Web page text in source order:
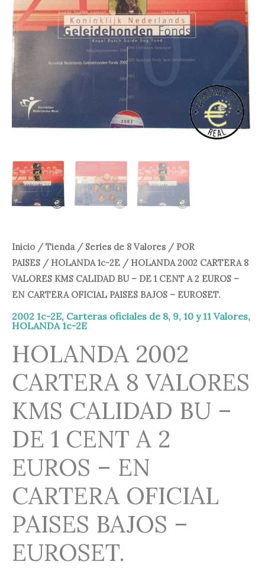
Inicio /Tienda/ Series de 8 Valores / POR
PAISES / HOLANDA 1c-2E / HOLANDA 2002 CARTERA 8
VALORES KMS CALIDAD BU – DE 1 CENT A 2 EUROS –
EN CARTERA OFICIAL PAISES BAJOS – EUROSET.
2002 1c-2E, Carteras oficiales de 8, 9, 10 y 11 Valores,
HOLANDA 1c-2E
HOLANDA 2002
CARTERA 8 VALORES
KMS CALIDAD BU –
DE 1 CENT A 2
EUROS – EN
CARTERA OFICIAL
PAISES BAJOS –
EUROSET.
20,00 €.14,95 €.